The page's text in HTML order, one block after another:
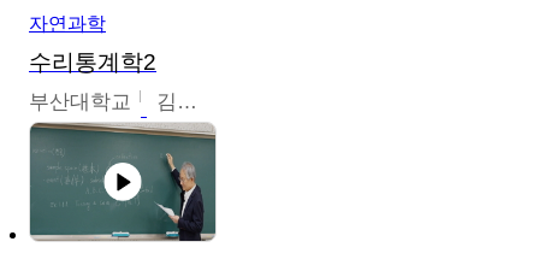
자연과학
수리통계학2
부산대학교 김충락